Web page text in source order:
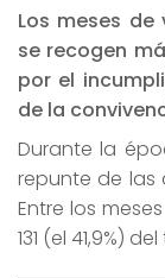
Los meses
se recogen
por el
de la
Durante la
repunte de las
Entre los
131 (el 41,9%)